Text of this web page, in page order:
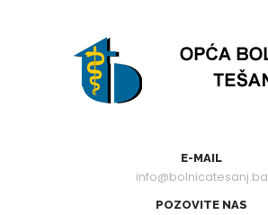
E-MAIL
info@bolnicatesanj.ba
POZOVITE NAS